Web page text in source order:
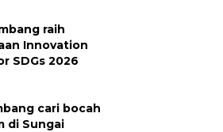
raih
Innovation
SDGs 2026
cari bocah
di Sungai